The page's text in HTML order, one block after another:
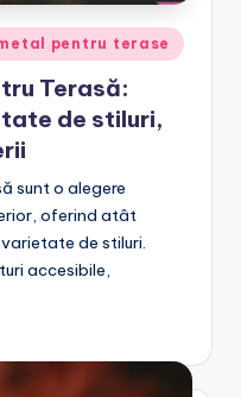
pentru terase
Terasă:
de stiluri,
sunt o alegere
oferind atât
de stiluri.
accesibile,